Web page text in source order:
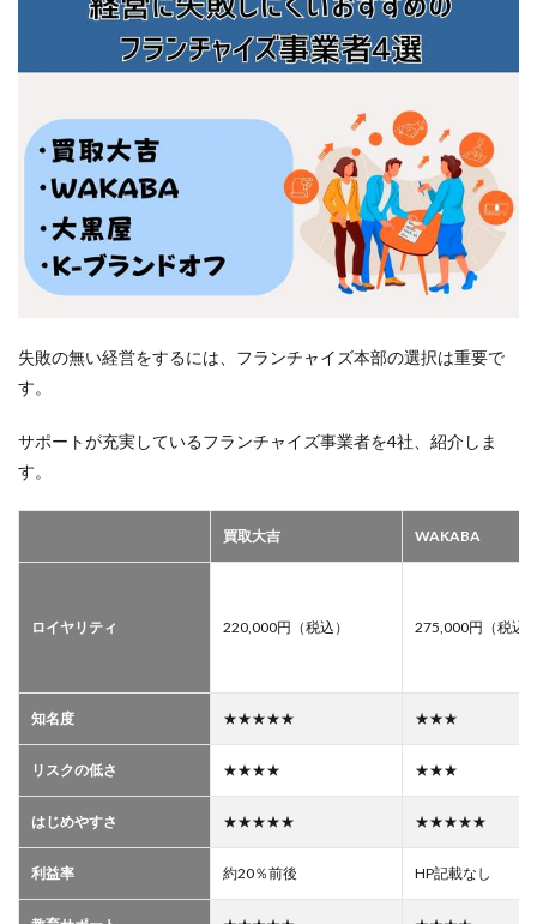
失敗の無い経営をするには、フランチャイズ本部の選択は重要で
す。
サポートが充実しているフランチャイズ事業者を4社、紹介しま
す。
買取大吉 WAKABA
ロイヤリティ 220,000円（税込） 275,000円（税込
知名度 ★★★★★ ★★★
リスクの低さ ★★★★ ★★★
はじめやすさ ★★★★★ ★★★★★
利益率 約20％前後 HP記載なし